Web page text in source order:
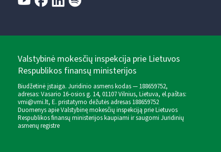
Valstybinė mokesčių inspekcija prie Lietuvos
Respublikos finansų ministerijos
Biudžetinė įstaiga. Juridinio asmens kodas — 188659752,
adresas: Vasario 16-osios g. 14, 01107 Vilnius, Lietuva, el.paštas:
vmi@vmi.lt, E. pristatymo dėžutės adresas 188659752
Duomenys apie Valstybinę mokesčių inspekciją prie Lietuvos
Respublikos finansų ministerijos kaupiami ir saugomi Juridinių
asmenų registre